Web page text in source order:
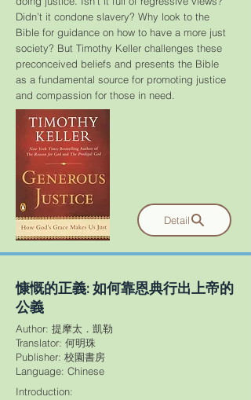
Didn’t it condone slavery? Why look to the
Bible for guidance on how to have a more just
society? But Timothy Keller challenges these
preconceived beliefs and presents the Bible
as a fundamental source for promoting justice
and compassion for those in need.
Detail
慷慨的正義: 如何靠恩典行出上帝的
公義
Author: 提摩太．凱勒
Translator: 何明珠
Publisher: 校園書房
​Language: Chinese
Introduction: